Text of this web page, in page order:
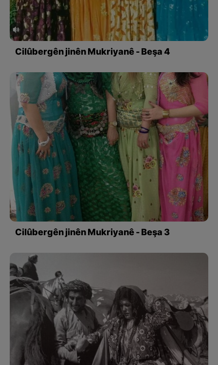
Cilûbergên jinên Mukriyanê - Beşa 4
Cilûbergên jinên Mukriyanê - Beşa 3